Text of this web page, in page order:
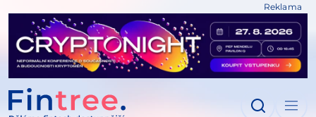
Reklama